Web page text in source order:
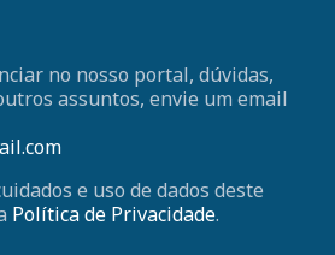
no nosso portal, dúvidas,
assuntos, envie um email
e uso de dados deste
Política de Privacidade.